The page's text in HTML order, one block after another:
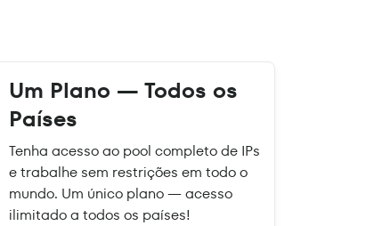
Um Plano — Todos os
Países
Tenha acesso ao pool completo de IPs
e trabalhe sem restrições em todo o
mundo. Um único plano — acesso
ilimitado a todos os países!